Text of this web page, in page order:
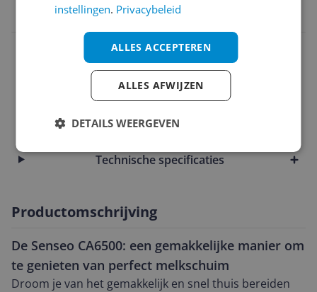
8710103610014
Bijgeleverde accessoires en toebehoren
Instellingen en functies
Overige kenmerken
Productinformatie
Technische specificaties
Productomschrijving
De Senseo CA6500: een gemakkelijke manier om
te genieten van perfect melkschuim
Droom je van het gemakkelijk en snel thuis bereiden
instellingen. Privacybeleid
ALLES ACCEPTEREN
ALLES AFWIJZEN
DETAILS WEERGEVEN